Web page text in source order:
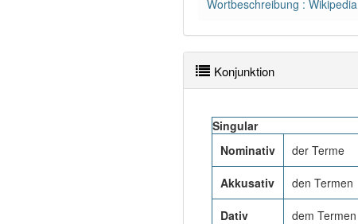
Wortbeschreibung : Wikipedia
Konjunktion
Singular
Nominativ
der Terme
Akkusativ den Termen
Dativ dem Termen